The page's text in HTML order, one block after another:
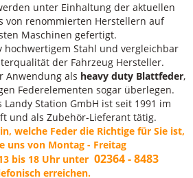
unter Einhaltung der aktuellen
von renommierten Herstellern auf
Maschinen gefertigt.
hochwertigem Stahl und vergleichbar
der Fahrzeug Hersteller.
Anwendung als heavy duty Blattfeder,
Federelementen sogar überlegen.
Landy Station GmbH ist seit 1991 im
und als Zubehör-Lieferant tätig.
welche Feder die Richtige für Sie ist,
uns von Montag - Freitag
bis 18 Uhr unter 02364 - 8483
erreichen.